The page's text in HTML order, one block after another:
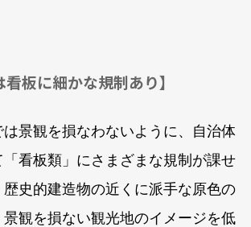
看板に細かな規制あり】
景観を損なわないように、自治体
看板類」にさまざまな規制が課せ
歴史的建造物の近くに派手な原色の
観を損ない観光地のイメージを低